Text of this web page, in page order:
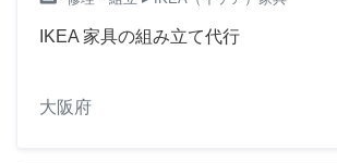
IKEA 家具の組み立て代行
大阪府